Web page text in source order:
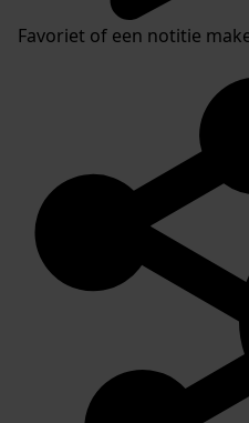
Favoriet of een notitie